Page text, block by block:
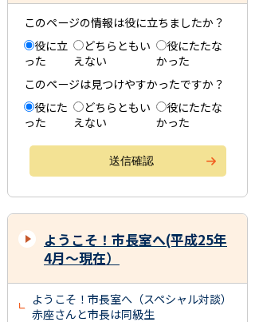
このページの情報は役に立ちましたか？
役に立
った
どちらともい
えない
役にたたな
かった
このページは見つけやすかったですか？
役にた
った
どちらともい
えない
役にたたな
かった
ようこそ！市長室へ(平成25年
4月～現在）
ようこそ！市長室へ（スペシャル対談）
赤座さんと市長は同級生